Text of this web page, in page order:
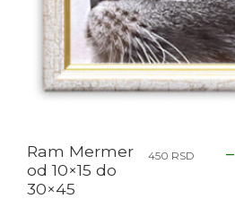
Ram Mermer
od 10×15 do
30×45
450 RSD –